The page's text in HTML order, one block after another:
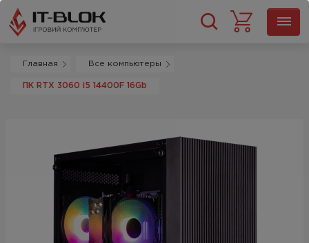
Главная Все компьютеры
ПК RTX 3060 i5 14400F 16Gb